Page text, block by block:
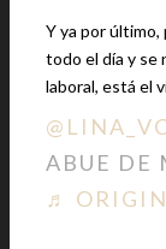
Y ya por
todo el día y se
laboral, está el
ABUE DE
♬